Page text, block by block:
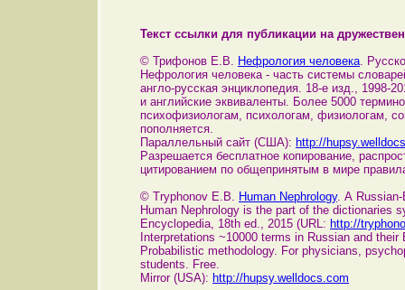
Текст ссылки для публикации на
© Трифонов Е.В. Нефрология человека.
Нефрология человека - часть системы
англо-русская энциклопедия. 18-е изд., 1998-
и английские эквиваленты. Более 5000
психофизиологам, психологам, физиологам,
пополняется.
Параллельный сайт (США): http://
Разрешается бесплатное копирование,
цитированием по общепринятым в мире
© Tryphonov E.B. Human Nephrology. А Russian-
Human Nephrology is the part of the dictionaries
Encyclopedia, 18th ed., 2015 (URL: http://
Interpretations ~10000 terms in Russian and
Probabilistic methodology. For physicians,
students. Free.
Mirror (USA): http://hupsy.welldocs.com